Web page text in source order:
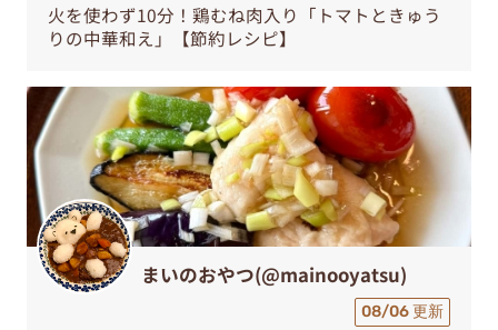
火を使わず10分！鶏むね肉入り「トマトときゅう
りの中華和え」【節約レシピ】
まいのおやつ(@mainooyatsu)
08/06 更新